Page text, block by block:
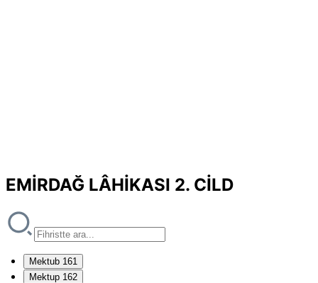
EMİRDAĞ LÂHİKASI 2. CİLD
Mektub 161
Mektup 162